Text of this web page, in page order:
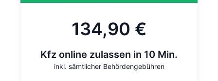
134,90 €
Kfz online zulassen in 10 Min.
inkl. sämtlicher Behördengebühren